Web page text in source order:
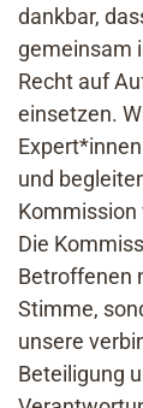
dankbar,
gemeinsam
Recht auf
einsetzen.
und
Kommission
Die
Betroffenen
Stimme,
unsere
Beteiligung